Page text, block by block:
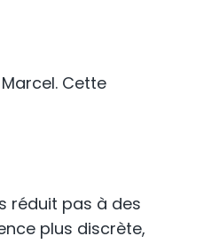
Cette
réduit pas à des
plus discrète,